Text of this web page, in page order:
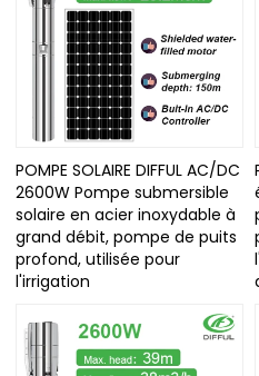
POMPE SOLAIRE DIFFUL AC/DC
2600W Pompe submersible
solaire en acier inoxydable à
grand débit, pompe de puits
profond, utilisée pour
l'irrigation